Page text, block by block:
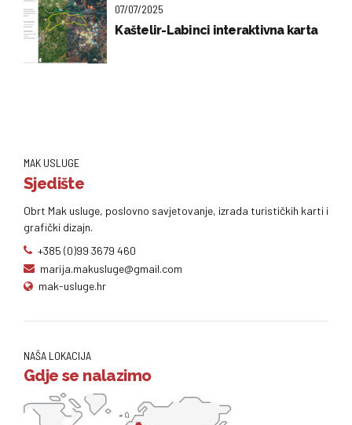
07/07/2025
Kaštelir-Labinci interaktivna karta
MAK USLUGE
Sjedište
Obrt Mak usluge, poslovno savjetovanje, izrada turističkih karti i
grafički dizajn.
+385 (0)99 3679 460
marija.makusluge@gmail.com
mak-usluge.hr
NAŠA LOKACIJA
Gdje se nalazimo